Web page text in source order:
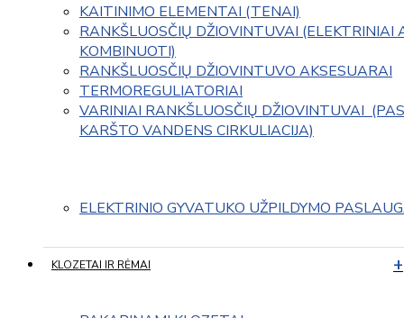
KAITINIMO ELEMENTAI (TENAI)
RANKŠLUOSČIŲ DŽIOVINTUVAI (ELEKTRINIAI
KOMBINUOTI)
RANKŠLUOSČIŲ DŽIOVINTUVO AKSESUARAI
TERMOREGULIATORIAI
VARINIAI RANKŠLUOSČIŲ DŽIOVINTUVAI
KARŠTO VANDENS CIRKULIACIJA)
ELEKTRINIO GYVATUKO UŽPILDYMO
KLOZETAI IR RĖMAI